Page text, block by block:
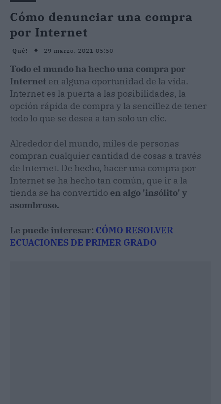
Cómo denunciar una compra
por Internet
Qué! 29 marzo, 2021 05:50
Todo el mundo ha hecho una compra por
Internet en alguna oportunidad de la vida.
Internet es la puerta a las posibilidades, la
opción rápida de compra y la sencillez de tener
todo lo que se desea a tan solo un clic.
Alrededor del mundo, miles de personas
compran cualquier cantidad de cosas a través
de Internet. De hecho, hacer una compra por
Internet se ha hecho tan común, que ir a la
tienda se ha convertido en algo 'insólito' y
asombroso.
Le puede interesar: CÓMO RESOLVER
ECUACIONES DE PRIMER GRADO